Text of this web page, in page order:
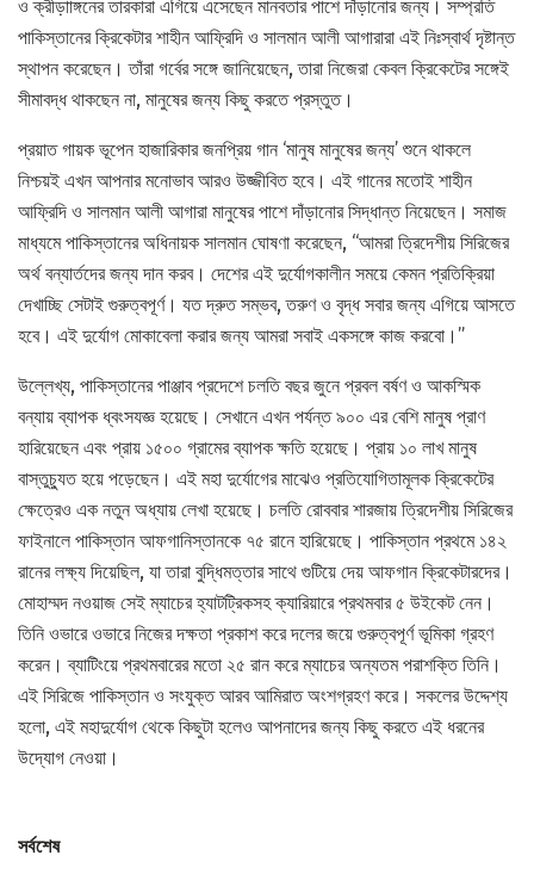
ও ক্রীড়াাঙ্গনের তারকারা এগিয়ে এসেছেন মানবতার পাশে দাঁড়ানোর জন্য। সম্প্রতি
পাকিস্তানের ক্রিকেটার শাহীন আফ্রিদি ও সালমান আলী আগারারা এই নিঃস্বার্থ দৃষ্টান্ত
স্থাপন করেছেন। তাঁরা গর্বের সঙ্গে জানিয়েছেন, তারা নিজেরা কেবল ক্রিকেটের সঙ্গেই
সীমাবদ্ধ থাকছেন না, মানুষের জন্য কিছু করতে প্রস্তুত।
প্রয়াত গায়ক ভূপেন হাজারিকার জনপ্রিয় গান ‘মানুষ মানুষের জন্য’ শুনে থাকলে
নিশ্চয়ই এখন আপনার মনোভাব আরও উজ্জীবিত হবে। এই গানের মতোই শাহীন
আফ্রিদি ও সালমান আলী আগারা মানুষের পাশে দাঁড়ানোর সিদ্ধান্ত নিয়েছেন। সমাজ
মাধ্যমে পাকিস্তানের অধিনায়ক সালমান ঘোষণা করেছেন, “আমরা ত্রিদেশীয় সিরিজের
অর্থ বন্যার্তদের জন্য দান করব। দেশের এই দুর্যোগকালীন সময়ে কেমন প্রতিক্রিয়া
দেখাচ্ছি সেটাই গুরুত্বপূর্ণ। যত দ্রুত সম্ভব, তরুণ ও বৃদ্ধ সবার জন্য এগিয়ে আসতে
হবে। এই দুর্যোগ মোকাবেলা করার জন্য আমরা সবাই একসঙ্গে কাজ করবো।”
উল্লেখ্য, পাকিস্তানের পাঞ্জাব প্রদেশে চলতি বছর জুনে প্রবল বর্ষণ ও আকস্মিক
বন্যায় ব্যাপক ধ্বংসযজ্ঞ হয়েছে। সেখানে এখন পর্যন্ত ৯০০ এর বেশি মানুষ প্রাণ
হারিয়েছেন এবং প্রায় ১৫০০ গ্রামের ব্যাপক ক্ষতি হয়েছে। প্রায় ১০ লাখ মানুষ
বাস্তুচ্যুত হয়ে পড়েছেন। এই মহা দুর্যোগের মাঝেও প্রতিযোগিতামূলক ক্রিকেটের
ক্ষেত্রেও এক নতুন অধ্যায় লেখা হয়েছে। চলতি রোববার শারজায় ত্রিদেশীয় সিরিজের
ফাইনালে পাকিস্তান আফগানিস্তানকে ৭৫ রানে হারিয়েছে। পাকিস্তান প্রথমে ১৪২
রানের লক্ষ্য দিয়েছিল, যা তারা বুদ্ধিমত্তার সাথে গুটিয়ে দেয় আফগান ক্রিকেটারদের।
মোহাম্মদ নওয়াজ সেই ম্যাচের হ্যাটট্রিকসহ ক্যারিয়ারে প্রথমবার ৫ উইকেট নেন।
তিনি ওভারে ওভারে নিজের দক্ষতা প্রকাশ করে দলের জয়ে গুরুত্বপূর্ণ ভূমিকা গ্রহণ
করেন। ব্যাটিংয়ে প্রথমবারের মতো ২৫ রান করে ম্যাচের অন্যতম পরাশক্তি তিনি।
এই সিরিজে পাকিস্তান ও সংযুক্ত আরব আমিরাত অংশগ্রহণ করে। সকলের উদ্দেশ্য
হলো, এই মহাদুর্যোগ থেকে কিছুটা হলেও আপনাদের জন্য কিছু করতে এই ধরনের
উদ্যোগ নেওয়া।
সর্বশেষ